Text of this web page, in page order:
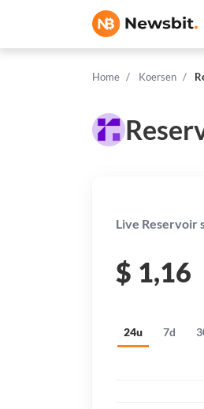
Home Koersen
Live Reservoir
$ 1,16
24u 7d